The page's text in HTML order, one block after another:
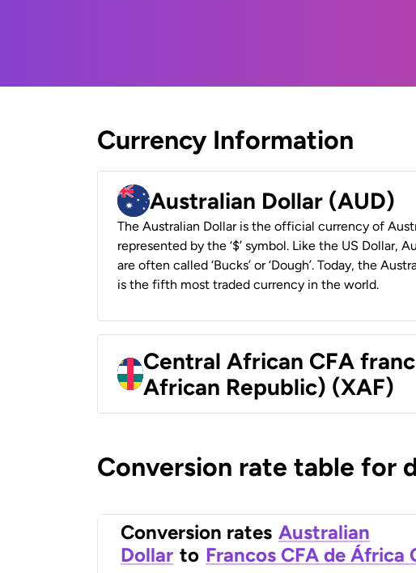
Currency Information
Australian Dollar (AUD)
The Australian Dollar is the official currency of
represented by the ‘$’ symbol. Like the US Dollar,
are often called ‘Bucks’ or ‘Dough’. Today, the
is the fifth most traded currency in the world.
Central African CFA
African Republic) (XAF)
Conversion rate table for
Conversion rates Australian
Dollar to Francos CFA de África